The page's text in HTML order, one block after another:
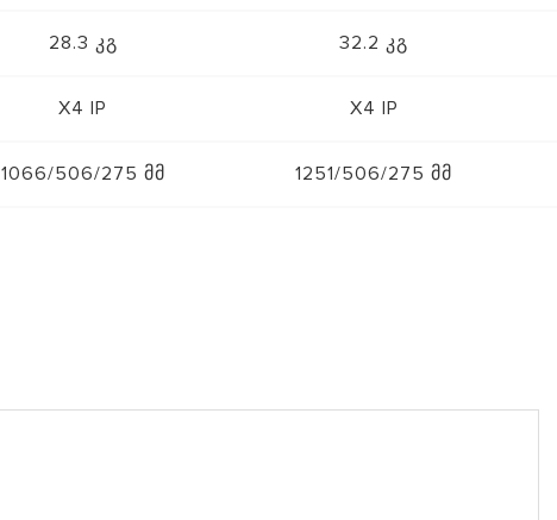
28.3 კგ 32.2 კგ
X4 IP X4 IP
1066/506/275 მმ 1251/506/275 მმ